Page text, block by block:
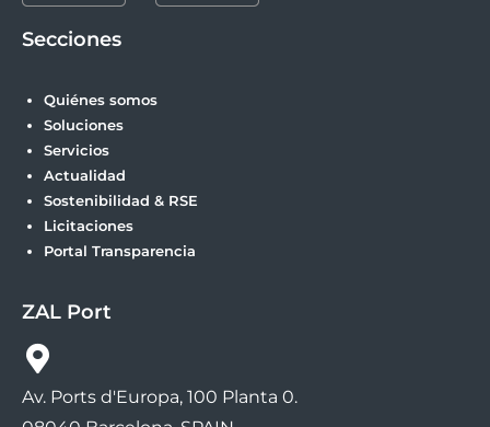
Secciones
Quiénes somos
Soluciones
Servicios
Actualidad
Sostenibilidad & RSE
Licitaciones
Portal Transparencia
ZAL Port
Av. Ports d'Europa, 100 Planta 0.